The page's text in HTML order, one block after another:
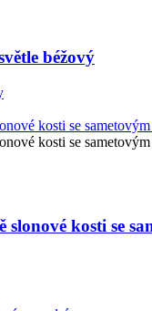
béžový
slonové kosti se